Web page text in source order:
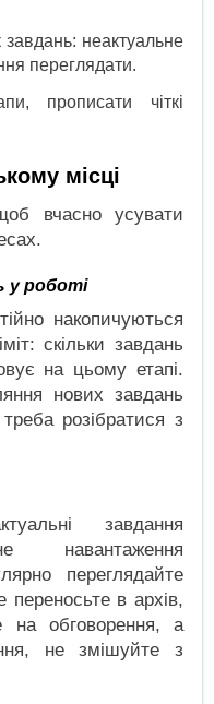
неактуальне
переглядати.
прописати чіткі
місці
вчасно усувати
у роботі
накопичуються
скільки завдань
на цьому етапі.
нових завдань
розібратися з
завдання
навантаження
переглядайте
переносьте в архів,
на обговорення, а
не змішуйте з